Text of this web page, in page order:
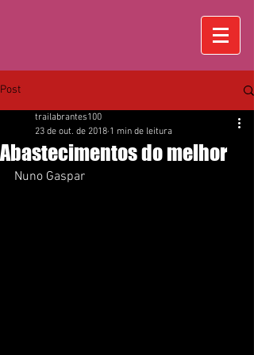
Post
Abastecimentos do melhor
trailabrantes100
23 de out. de 2018 1 min de leitura
Nuno Gaspar